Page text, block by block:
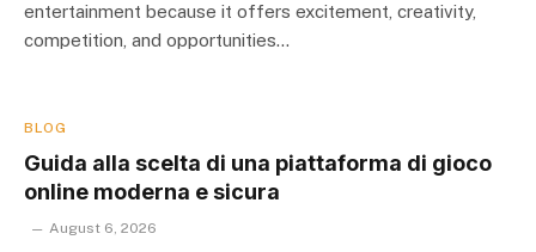
entertainment because it offers excitement, creativity,
competition, and opportunities…
BLOG
Guida alla scelta di una piattaforma di gioco
online moderna e sicura
August 6, 2026